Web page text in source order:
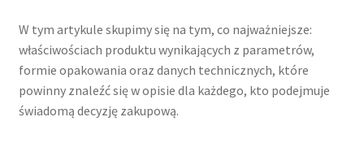
W tym artykule skupimy się na tym, co najważniejsze:
właściwościach produktu wynikających z parametrów,
formie opakowania oraz danych technicznych, które
powinny znaleźć się w opisie dla każdego, kto podejmuje
świadomą decyzję zakupową.